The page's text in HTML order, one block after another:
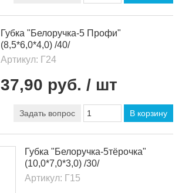
Губка "Белоручка-5 Профи"
(8,5*6,0*4,0) /40/
Артикул: Г24
37,90 руб. / шт
Задать вопрос В корзину
Губка "Белоручка-5тёрочка"
(10,0*7,0*3,0) /30/
Артикул: Г15